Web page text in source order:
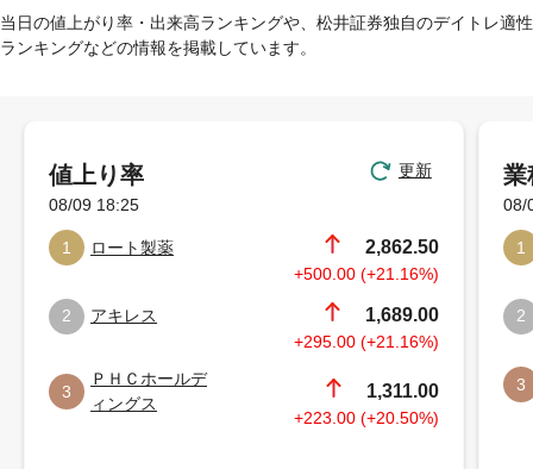
当日の値上がり率・出来高ランキングや、松井証券独自のデイトレ適性
ランキングなどの情報を掲載しています。